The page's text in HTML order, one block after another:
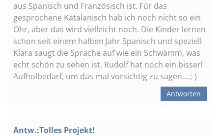
aus Spanisch und Französisch ist. Für das
gesprochene Katalanisch hab ich noch nicht so ein
Ohr, aber das wird vielleicht noch. Die Kinder lernen
schon seit einem halben Jahr Spanisch und speziell
Klara saugt die Sprache auf wie ein Schwamm, was
echt schön zu sehen ist. Rudolf hat noch ein bisserl
Aufholbedarf, um das mal vorsichtig zu sagen... ;-)
Antworten
Antw.:Tolles Projekt!